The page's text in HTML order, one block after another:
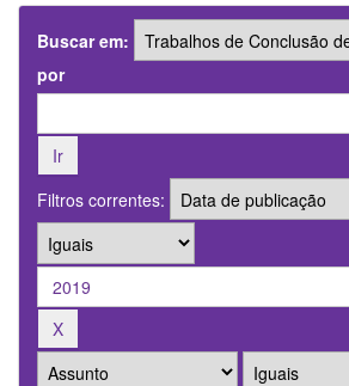
Buscar em:
por
Filtros correntes: